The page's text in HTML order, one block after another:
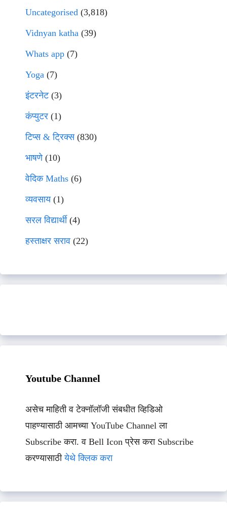
Uncategorised (3,818)
Vidnyan katha (39)
Whats app (7)
Yoga (7)
इंटरनेट(3)
कंप्युटर (1)
टिप्स & ट्रिक्स(830)
भाषणे(10)
वेदिक Maths (6)
व्यवसाय(1)
सरल विद्यार्थी(4)
हस्ताक्षर सराव (22)
Youtube Channel
असेच माहिती व टेक्नॉलॉजी संबधीत व्हिडिओ
पाहण्यासाठी आमच्या YouTube Channel ला
Subscribe करा. व Bell Icon प्रेस करा Subscribe
करण्यासाठीयेथे क्लिक करा